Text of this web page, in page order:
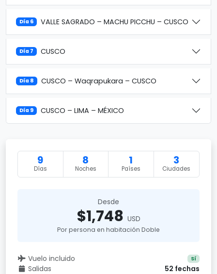
Día 6 VALLE SAGRADO – MACHU PICCHU – CUSCO
Día 7 CUSCO
Día 8 CUSCO – Waqrapukara – CUSCO
Día 9 CUSCO – LIMA – MÉXICO
9
Días
8
Noches
1
Países
3
Ciudades
Desde
$1,748 USD
Por persona en habitación Doble
Vuelo incluido Sí
Salidas 52 fechas